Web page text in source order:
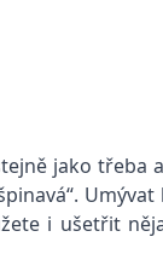
jako
i ušetřit